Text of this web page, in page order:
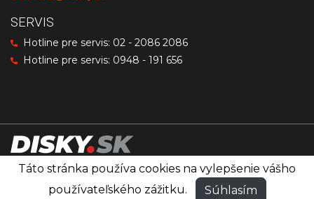
SERVIS
Hotline pre servis: 02 - 2086 2086
Hotline pre servis: 0948 - 191 656
Disky značiek OZ Racing, MSW a Sparco
© PRO RACING®Všetky práva vyhradené.
Táto stránka používa cookies na vylepšenie vášho
používateľského zážitku.
Súhlasím